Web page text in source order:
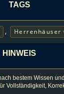
TAGS
, Herrenhäuser
HINWEIS
bestem Wissen
Vollständigkeit,